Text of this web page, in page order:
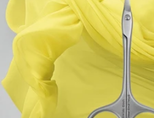
медия 0 в прозорец